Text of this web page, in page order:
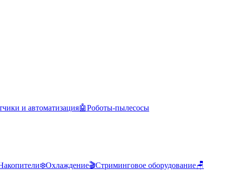
и автоматизация🤖Роботы-пылесосы
❄️Охлаждение🎬Стриминговое оборудование🪑